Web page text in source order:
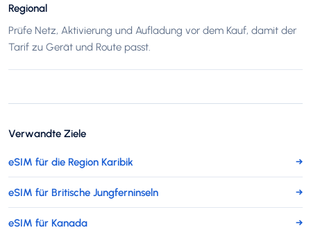
Regional
Prüfe Netz, Aktivierung und Aufladung vor dem Kauf, damit der
Tarif zu Gerät und Route passt.
Verwandte Ziele
eSIM für die Region Karibik →
eSIM für Britische Jungferninseln →
eSIM für Kanada →